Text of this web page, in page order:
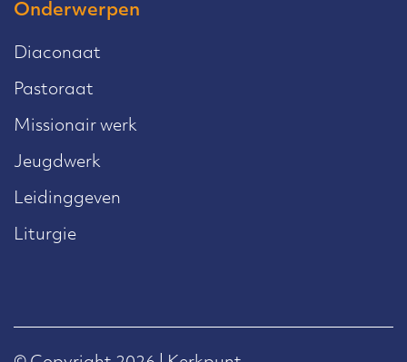
Onderwerpen
Diaconaat
Pastoraat
Missionair werk
Jeugdwerk
Leidinggeven
Liturgie